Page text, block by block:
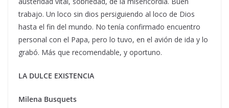
trabajo. Un loco sin dios persiguiendo al loco de Dios
hasta el fin del mundo. No tenía confirmado encuentro
personal con el Papa, pero lo tuvo, en el avión de ida y lo
grabó. Más que recomendable, y oportuno.
LA DULCE EXISTENCIA
Milena Busquets